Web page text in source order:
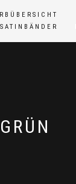
SATINBÄNDER